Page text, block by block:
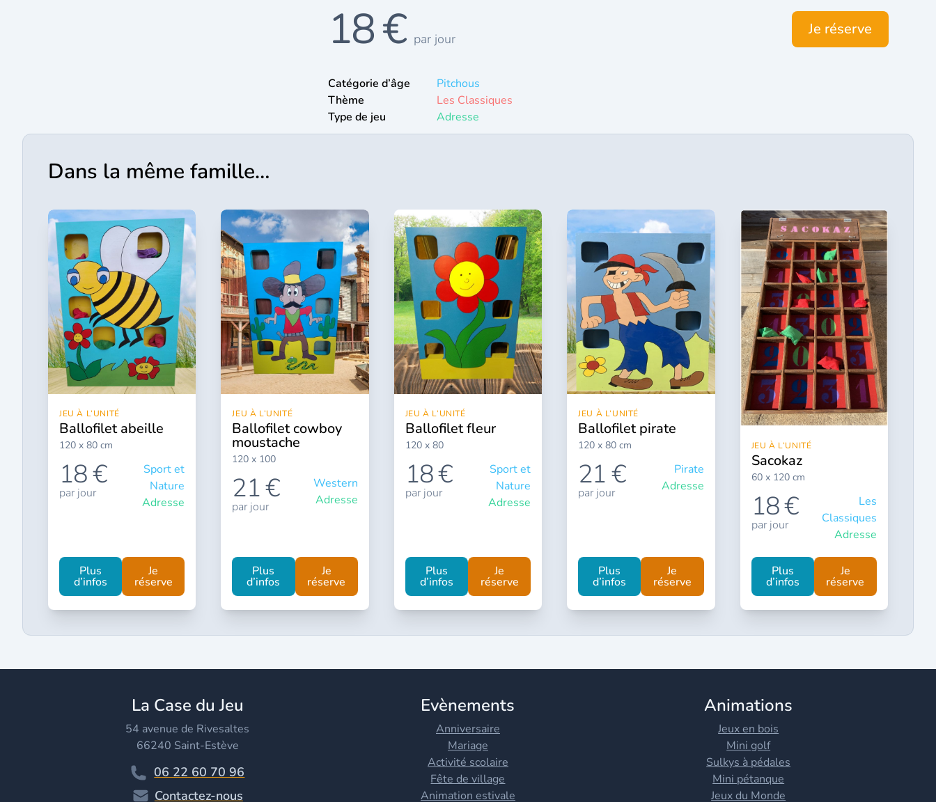
18 € par jour
Je réserve
Catégorie d’âge
Pitchous
Thème
Les Classiques
Type de jeu
Adresse
Dans la même famille…
JEU À L’UNITÉ
ballofilet abeille
120 x 80 cm
18 €
par jour
Sport et
Nature
Adresse
Plus
d’infos
Je
réserve
JEU À L’UNITÉ
ballofilet cowboy
moustache
120 x 100
21 €
par jour
Western
Adresse
Plus
d’infos
Je
réserve
JEU À L’UNITÉ
ballofilet fleur
120 x 80
18 €
par jour
Sport et
Nature
Adresse
Plus
d’infos
Je
réserve
JEU À L’UNITÉ
ballofilet pirate
120 x 80 cm
21 €
par jour
Pirate
Adresse
Plus
d’infos
Je
réserve
JEU À L’UNITÉ
sacokaz
60 x 120 cm
18 €
par jour
Les
Classiques
Adresse
Plus
d’infos
Je
réserve
La Case du Jeu
54 avenue de Rivesaltes
66240 Saint-Estève
06 22 60 70 96
Contactez-nous
Evènements
Anniversaire
Mariage
Activité scolaire
Fête de village
Animation estivale
Animations
Jeux en bois
Mini golf
Sulkys à pédales
Mini pétanque
Jeux du Monde